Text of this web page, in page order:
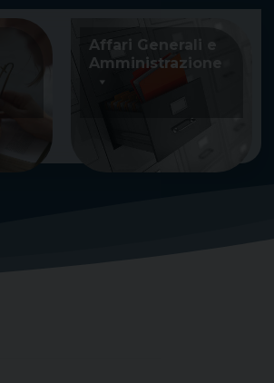
Affari Generali e
Amministrazione